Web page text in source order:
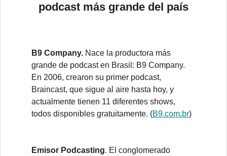
podcast más grande del país
B9 Company. Nace la productora más
grande de podcast en Brasil: B9 Company.
En 2006, crearon su primer podcast,
Braincast, que sigue al aire hasta hoy, y
actualmente tienen 11 diferentes shows,
todos disponibles gratuitamente. (B9.com.br)
Emisor Podcasting. El conglomerado